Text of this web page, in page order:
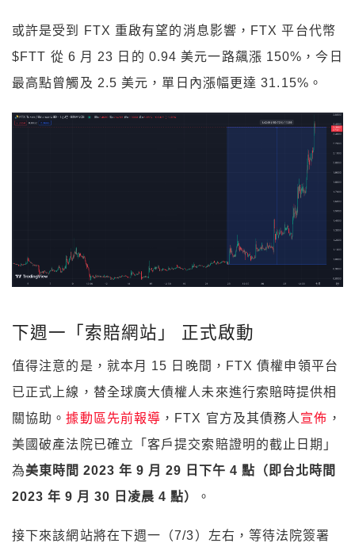
或許是受到 FTX 重啟有望的消息影響，FTX 平台代幣
$FTT 從 6 月 23 日的 0.94 美元一路飆漲 150%，今日
最高點曾觸及 2.5 美元，單日內漲幅更達 31.15%。
下週一「索賠網站」 正式啟動
值得注意的是，就本月 15 日晚間，FTX 債權申領平台
已正式上線，替全球廣大債權人未來進行索賠時提供相
關協助。據動區先前報導 ，FTX 官方及其債務人 宣佈 ，
美國破產法院已確立「客戶提交索賠證明的截止日期」
為美東時間 2023 年 9 月 29 日下午 4 點（即台北時間
2023 年 9 月 30 日凌晨 4 點）
。
接下來該網站將在下週一（7/3）左右，等待法院簽署